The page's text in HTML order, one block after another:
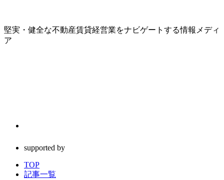
堅実・健全な不動産賃貸経営業をナビゲートする情報メディ
ア
supported by
TOP
記事一覧